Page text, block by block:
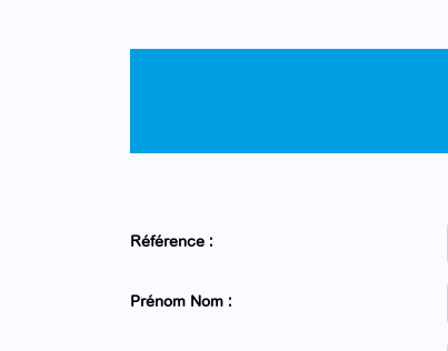
Référence :
Prénom Nom :